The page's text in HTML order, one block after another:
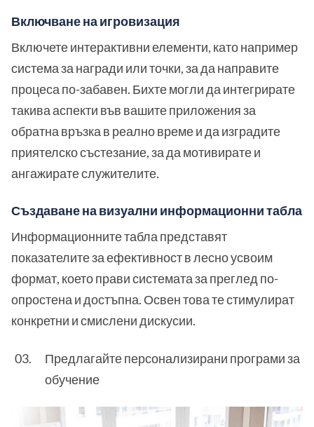
Включване на игровизация
Включете интерактивни елементи, като например
система за награди или точки, за да направите
процеса по-забавен. Бихте могли да интегрирате
такива аспекти във вашите приложения за
обратна връзка в реално време и да изградите
приятелско състезание, за да мотивирате и
ангажирате служителите.
Създаване на визуални информационни табла
Информационните табла представят
показателите за ефективност в лесно усвоим
формат, което прави системата за преглед по-
опростена и достъпна. Освен това те стимулират
конкретни и смислени дискусии.
Предлагайте персонализирани програми за
обучение